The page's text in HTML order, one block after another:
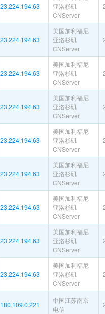
23.224.194.63
亚洛杉矶
CNServer
23.224.194.63
美国加利福尼
亚洛杉矶
CNServer
23.224.194.63
美国加利福尼
亚洛杉矶
CNServer
23.224.194.63
美国加利福尼
亚洛杉矶
CNServer
23.224.194.63
美国加利福尼
亚洛杉矶
CNServer
23.224.194.63
美国加利福尼
亚洛杉矶
CNServer
23.224.194.63
美国加利福尼
亚洛杉矶
CNServer
23.224.194.63
美国加利福尼
亚洛杉矶
CNServer
23.224.194.63
美国加利福尼
亚洛杉矶
CNServer
180.109.0.221
中国江苏南京
电信